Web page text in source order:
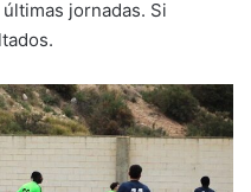
jornadas. Si